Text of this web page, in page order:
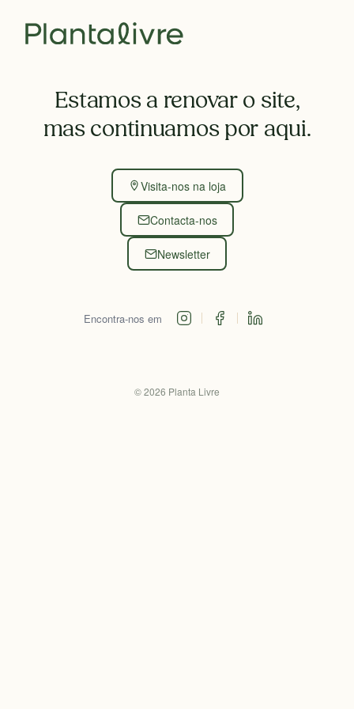
Estamos a renovar o site,
mas continuamos por aqui.
Visita-nos na loja
Contacta-nos
Newsletter
Encontra-nos em
©2026 Planta Livre